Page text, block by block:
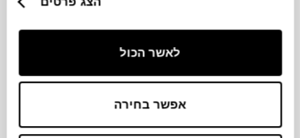
לאשר הכול
אפשר בחירה